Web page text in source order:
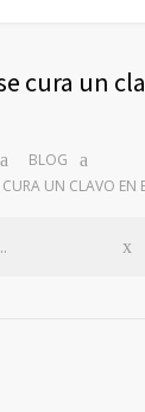
cura un
BLOG
UN CLAVO EN